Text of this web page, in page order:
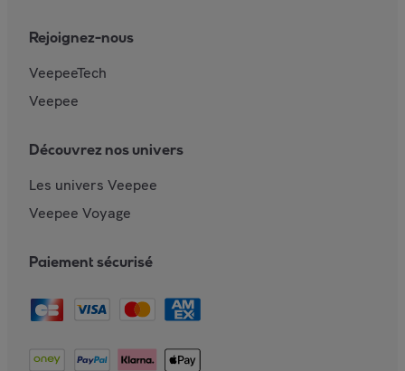
Rejoignez-nous
VeepeeTech
Veepee
Découvrez nos univers
Les univers Veepee
Veepee Voyage
Paiement sécurisé